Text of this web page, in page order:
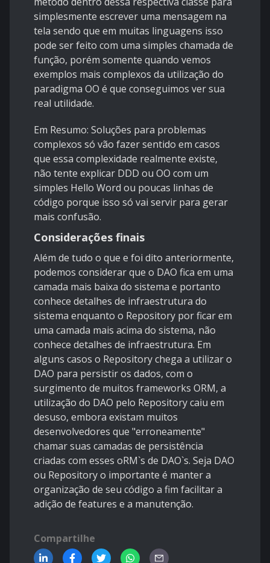
simplesmente escrever uma mensagem na
tela sendo que em muitas linguagens isso
pode ser feito com uma simples chamada de
função, porém somente quando vemos
exemplos mais complexos da utilização do
paradigma OO é que conseguimos ver sua
real utilidade.
Em Resumo: Soluções para problemas
complexos só vão fazer sentido em casos
que essa complexidade realmente existe,
não tente explicar DDD ou OO com um
simples Hello Word ou poucas linhas de
código porque isso só vai servir para gerar
mais confusão.
Considerações finais
Além de tudo o que e foi dito anteriormente,
podemos considerar que o DAO fica em uma
camada mais baixa do sistema e portanto
conhece detalhes de infraestrutura do
sistema enquanto o Repository por ficar em
uma camada mais acima do sistema, não
conhece detalhes de infraestrutura. Em
alguns casos o Repository chega a utilizar o
DAO para persistir os dados, com o
surgimento de muitos frameworks ORM, a
utilização do DAO pelo Repository caiu em
desuso, embora existam muitos
desenvolvedores que "erroneamente"
chamar suas camadas de persistência
criadas com esses oRM`s de DAO`s. Seja DAO
ou Repository o importante é manter a
organização de seu código a fim facilitar a
adição de features e a manutenção.
Compartilhe